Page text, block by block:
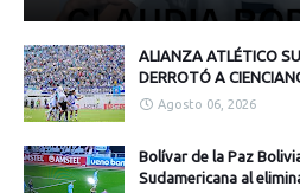
ALIANZA ATLÉTICO
DERROTÓ A
Agosto 06, 2026
Bolívar de la Paz
Sudamericana al